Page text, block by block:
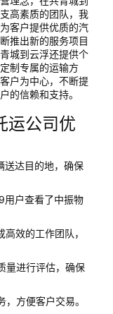
高素质的团队，我
客户提供优质的汽
推出新的服务项目
城到云浮还提供个
制专属的运输方
户为中心，不断提
的信赖和支持。
运公司优
送达目的地，确保
效的工作团队，
量进行评估，确保
方便客户交易。